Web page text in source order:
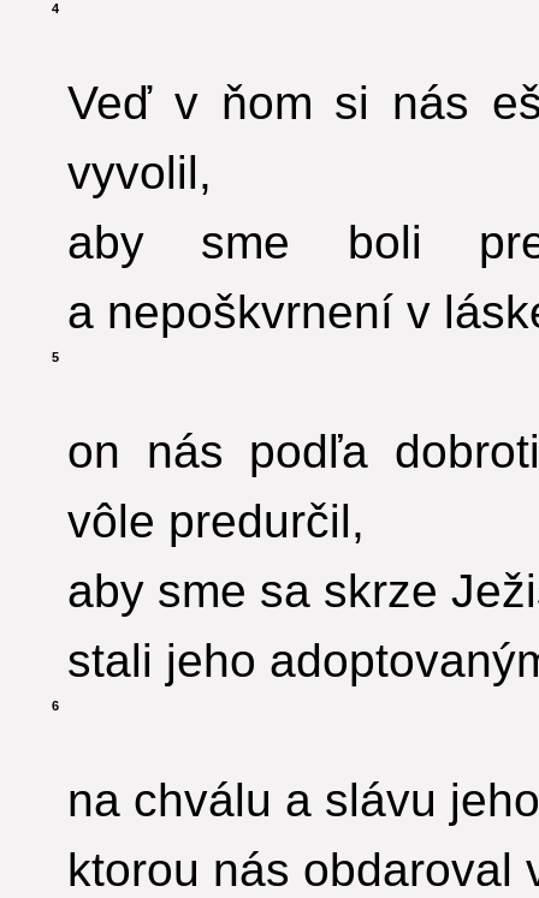
4
Veď v ňom si nás
vyvolil,
aby sme boli
a nepoškvrnení v
5
on nás podľa
vôle predurčil,
aby sme sa skrze
stali jeho
6
na chválu a slávu
ktorou nás obdaroval